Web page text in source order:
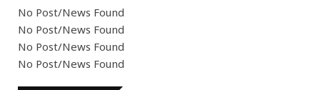
No Post/News Found
No Post/News Found
No Post/News Found
No Post/News Found